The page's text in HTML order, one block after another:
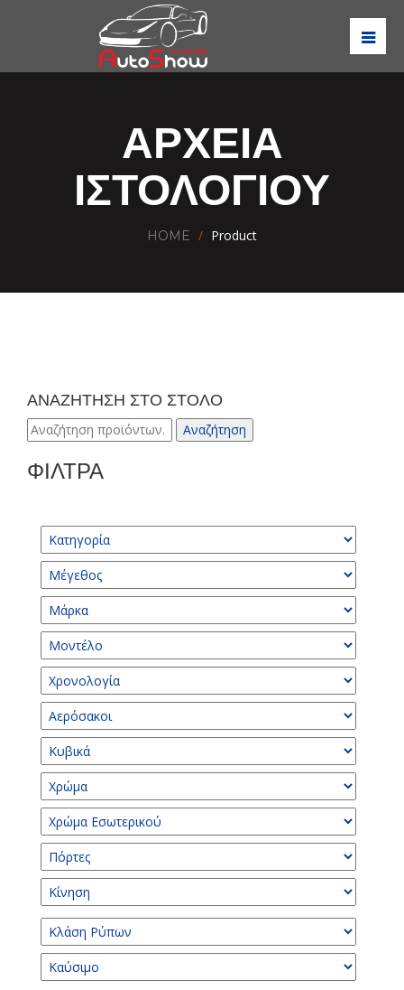
ΑΡΧΕΊΑ
ΙΣΤΟΛΟΓΊΟΥ
HOME / Product
ΑΝΑΖΗΤΗΣΗ ΣΤΟ ΣΤΟΛΟ
Αναζήτηση
για:
Αναζήτηση
ΦΙΛΤΡΑ